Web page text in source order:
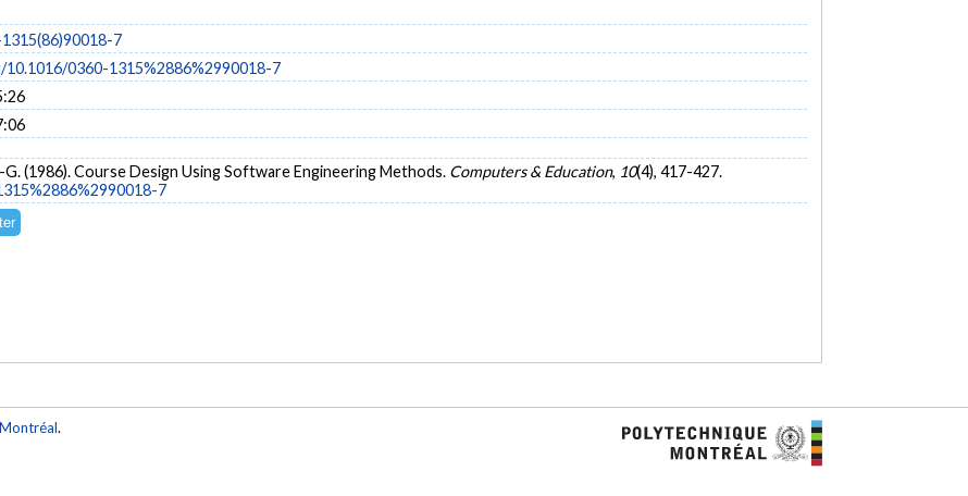
7
0360-1315%2886%2990018-7
G. (1986). Course Design Using Software Engineering Methods. Computers & Education, 10(4), 417-427.
7
.